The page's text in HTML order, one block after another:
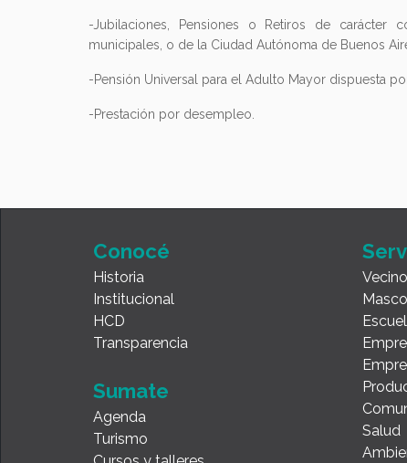
-Jubilaciones, Pensiones o Retiros de carácter
municipales, o de la Ciudad Autónoma de Buenos
-Pensión Universal para el Adulto Mayor dispuesta
-Prestación por desempleo.
Conocé
Historia
Institucional
HCD
Transparencia
Sumate
Agenda
Turismo
Salud